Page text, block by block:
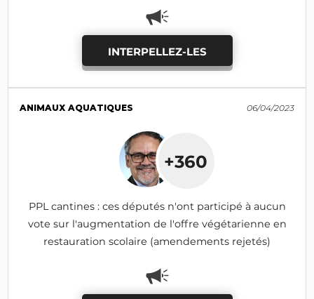
INTERPELLEZ-LES
ANIMAUX AQUATIQUES 06/04/2023
+360
PPL cantines : ces députés n'ont participé à aucun
vote sur l'augmentation de l'offre végétarienne en
restauration scolaire (amendements rejetés)